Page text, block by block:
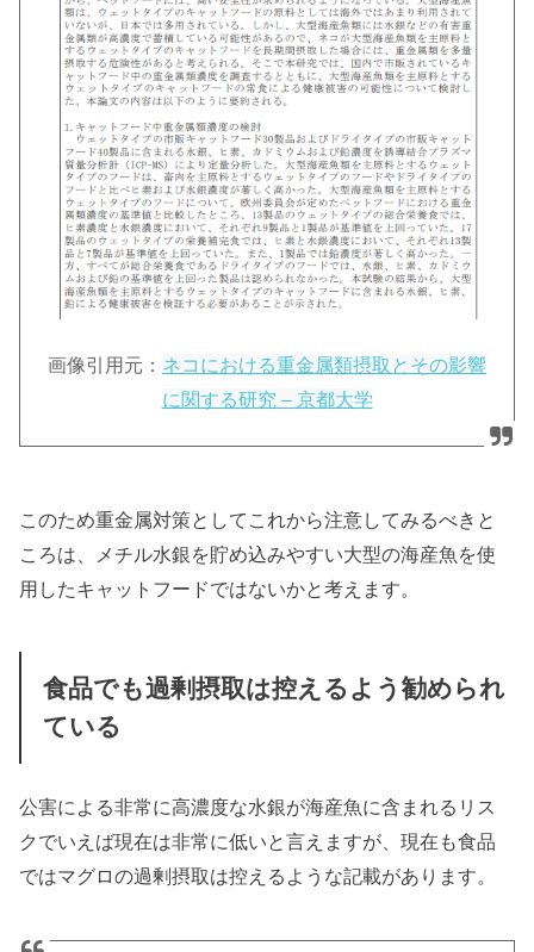
画像引用元： ネコにおける重金属類摂取とその影響
に関する研究 – 京都大学
このため重金属対策としてこれから注意してみるべきと
ころは、メチル水銀を貯め込みやすい大型の海産魚を使
用したキャットフードではないかと考えます。
食品でも過剰摂取は控えるよう勧められ
ている
公害による非常に高濃度な水銀が海産魚に含まれるリス
クでいえば現在は非常に低いと言えますが、現在も食品
ではマグロの過剰摂取は控えるような記載があります。